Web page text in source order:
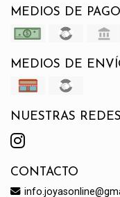
MEDIOS DE PAGO
MEDIOS DE
NUESTRAS
CONTACTO